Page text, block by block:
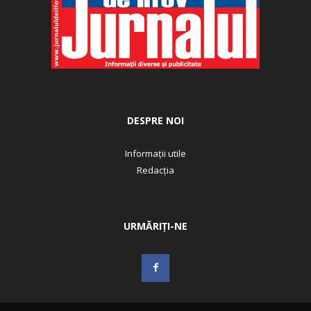
DESPRE NOI
Informații utile
Redacția
URMĂRIȚI-NE